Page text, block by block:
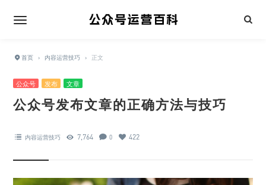
首页 › 内容运营技巧 › 正文
公众号 发布 文章
公众号发布文章的正确方法与技巧
内容运营技巧 7,764 0 422